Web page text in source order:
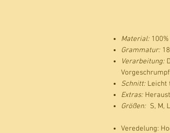
Material:
Grammatur:
Verarbeitung:
Schnitt: Leicht
Extras:
Größen: S, M,
Veredelung: